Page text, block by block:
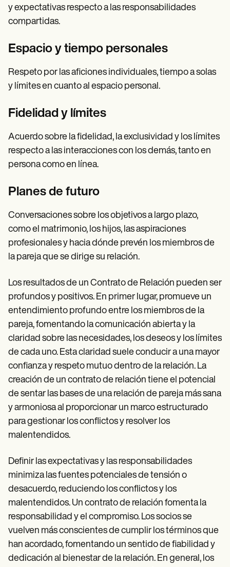
y expectativas respecto a las responsabilidades
compartidas.
Espacio y tiempo personales
Respeto por las aficiones individuales, tiempo a solas
y límites en cuanto al espacio personal.
Fidelidad y límites
Acuerdo sobre la fidelidad, la exclusividad y los límites
respecto a las interacciones con los demás, tanto en
persona como en línea.
Planes de futuro
Conversaciones sobre los objetivos a largo plazo,
como el matrimonio, los hijos, las aspiraciones
profesionales y hacia dónde prevén los miembros de
la pareja que se dirige su relación.
Los resultados de un Contrato de Relación pueden ser
profundos y positivos. En primer lugar, promueve un
entendimiento profundo entre los miembros de la
pareja, fomentando la comunicación abierta y la
claridad sobre las necesidades, los deseos y los límites
de cada uno. Esta claridad suele conducir a una mayor
confianza y respeto mutuo dentro de la relación. La
creación de un contrato de relación tiene el potencial
de sentar las bases de una relación de pareja más sana
y armoniosa al proporcionar un marco estructurado
para gestionar los conflictos y resolver los
malentendidos.
Definir las expectativas y las responsabilidades
minimiza las fuentes potenciales de tensión o
desacuerdo, reduciendo los conflictos y los
malentendidos. Un contrato de relación fomenta la
responsabilidad y el compromiso. Los socios se
vuelven más conscientes de cumplir los términos que
han acordado, fomentando un sentido de fiabilidad y
dedicación al bienestar de la relación. En general, los